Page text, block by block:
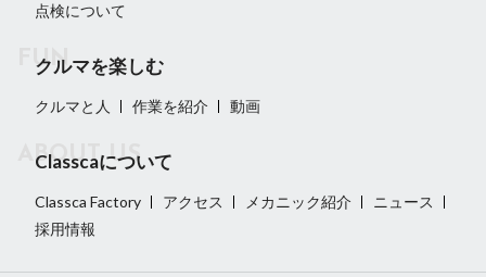
点検について
クルマを楽しむ
クルマと人 作業を紹介 動画
Classcaについて
Classca Factory アクセス メカニック紹介
ニュース
採用情報